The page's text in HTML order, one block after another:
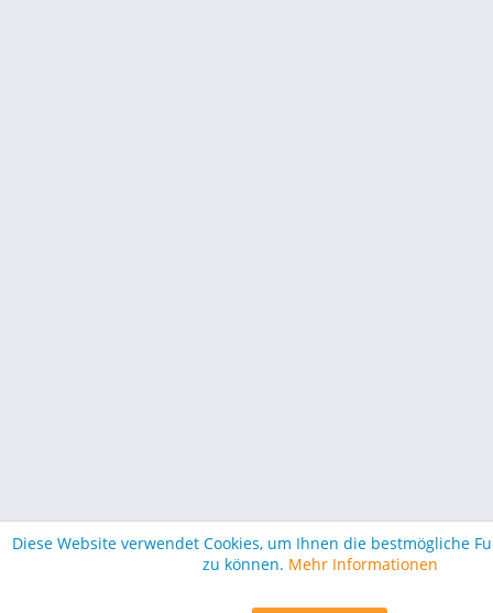
Diese Website verwendet Cookies, um Ihnen die bestmögliche
zu können. Mehr Informationen